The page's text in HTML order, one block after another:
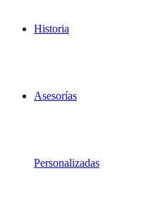
Historia
Asesorías
Personalizadas